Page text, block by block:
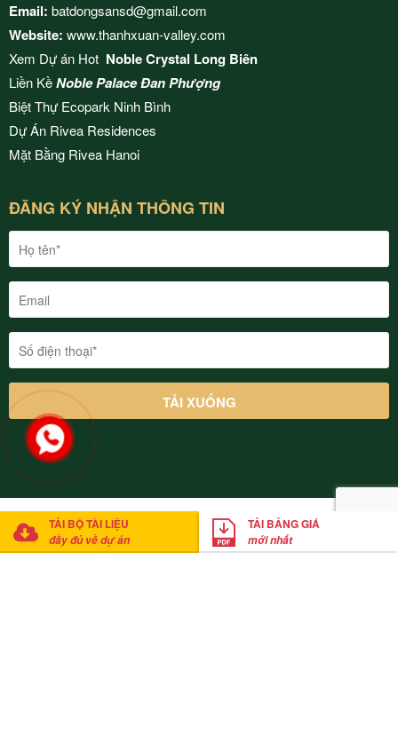
Email: batdongsansd@gmail.com
Website: www.thanhxuan-valley.com
Xem Dự án Hot Noble Crystal Long Biên
Liền KềNoble Palace Đan Phượng
Biệt Thự Ecopark Ninh Bình
Dự Án Rivea Residences
Mặt Bằng Rivea Hanoi
ĐĂNG KÝ NHẬN THÔNG TIN
© 2022 Thung Lũng Thanh Xuân Valley Vĩnh Phúc. Cung cấp bởi
Mathsoft Việt Nam
TẢI BỘ TÀI LIỆU
đầy đủ về dự án
TẢI BẢNG GIÁ
mới nhất